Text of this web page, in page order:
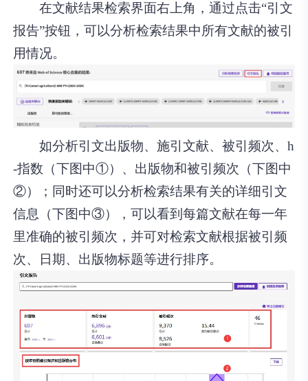
在文献结果检索界面右上角，通过点击“引文
报告”按钮，可以分析检索结果中所有文献的被引
用情况。
如分析引文出版物、施引文献、被引频次、h
-指数（下图中①）、出版物和被引频次（下图中
②）；同时还可以分析检索结果有关的详细引文
信息（下图中③），可以看到每篇文献在每一年
里准确的被引频次，并可对检索文献根据被引频
次、日期、出版物标题等进行排序。